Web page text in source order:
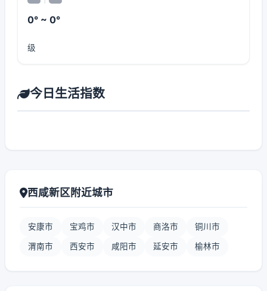
0° ~ 0°
级
今日生活指数
西咸新区附近城市
安康市 宝鸡市 汉中市 商洛市 铜川市
渭南市 西安市 咸阳市 延安市 榆林市